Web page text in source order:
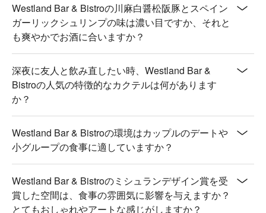
🥤 特色飲品
【婪 NT$400】濃郁果香，酒體豐滿，餘韻悠長
【怒 NT$380】辛辣辛香，酒精濃烈，刺激感強
【無字的情批】柔和花香，口感溫潤，令人放鬆
💡 未成年請勿飲酒；禁止酒駕
Westland Bar & Bistroの川麻白醤松阪豚とスペイン
ガーリックシュリンプの味は濃い目ですか、それと
も爽やかでお酒に合いますか？
深夜に友人と飲み直したい時、Westland Bar &
Bistroの人気の特徴的なカクテルは何があります
か？
Westland Bar & Bistroの環境はカップルのデートや
小グループの食事に適していますか？
Westland Bar & Bistroのミシュランデザイン賞を受
賞した空間は、食事の雰囲気に影響を与えますか？
とてもおしゃれやアートな感じがしますか？